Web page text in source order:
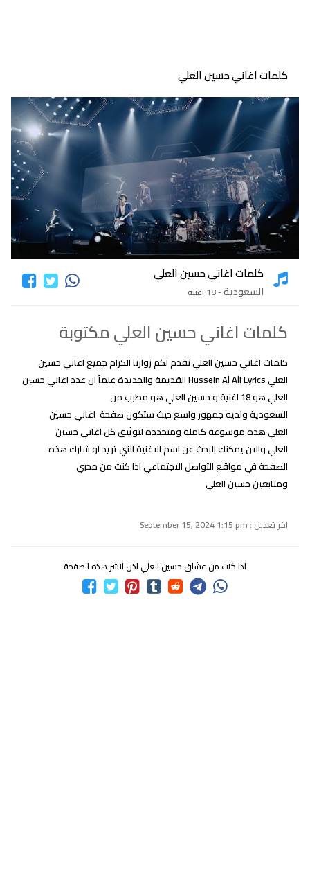
كلمات اغاني حسين العلي
كلمات اغاني حسين العلي
السعودية- 18 اغنية
كلمات اغاني حسين العلي مكتوبة
كلمات اغاني حسين العلي نقدم لكم زوارنا الكرام جميع اغاني حسين
العلي Hussein Al Ali Lyrics القديمة والجديدة علماً ان عدد اغاني حسين
العلي هو 18 اغنية و حسين العلي هو مطرب من
السعودية ولديه جمهور واسع حيث ستكون صفحة اغاني حسين
العلي هذه موسوعة كاملة ومتجددة لتوثيق كل اغاني حسين
العلي والان يمكنك البحث عن اسم الاغنية التي تريد او شارك هذه
الصفحة في مواقع التواصل الاجتماعي اذا كنت من محبي
ومتابعين حسين العلي
اخر تعديل : September 15, 2024 1:15 pm
اذا كنت من عشاق حسين العلي اذن انشر هذه الصفحة